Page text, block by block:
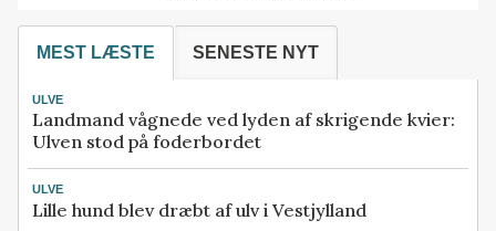
MEST LÆSTE SENESTE NYT
ULVE
Landmand vågnede ved lyden af skrigende kvier:
Ulven stod på foderbordet
ULVE
Lille hund blev dræbt af ulv i Vestjylland